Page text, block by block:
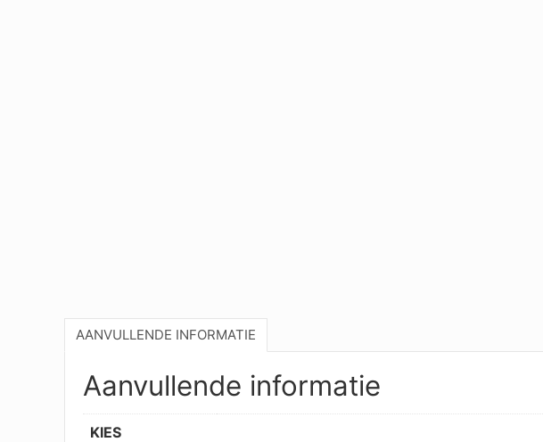
AANVULLENDE INFORMATIE
Aanvullende informatie
KIES